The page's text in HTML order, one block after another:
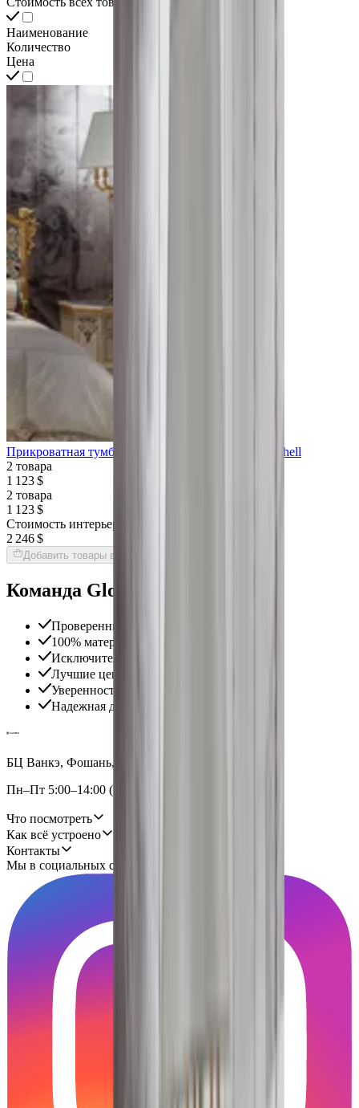
Наименование
Количество
Цена
Прикроватная тумба CASPANI TINO Master Sea Shell
2 товара
1 123 $
2 товара
1 123 $
Стоимость интерьера:
2 246 $
Добавить товары в заказ
Команда Globus гарантирует
Проверенные экспертами поставщики
100% материальная ответственность
Исключительная поддержка
Лучшие цены на рынке
Уверенность в качестве продукции
Надежная доставка по всему миру
БЦ Ванкэ, Фошань, Гуандун, Китай
Пн–Пт 5:00–14:00 (Мск)
Что посмотреть
Как всё устроено
Контакты
Мы в социальных сетях